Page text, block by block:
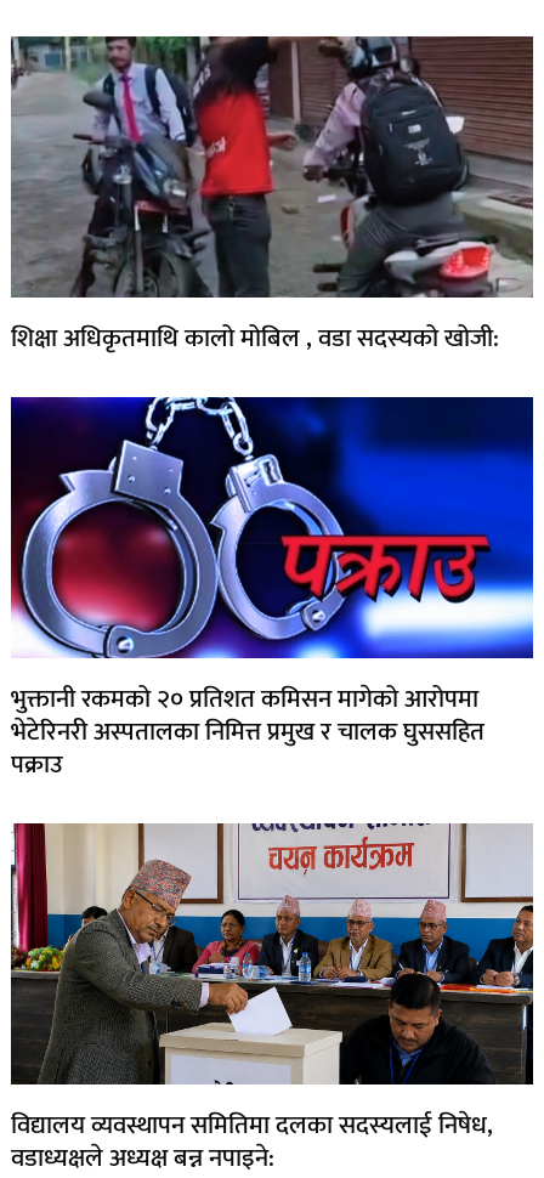
शिक्षा अधिकृतमाथि कालो मोबिल , वडा सदस्यको खोजी:
भुक्तानी रकमको २० प्रतिशत कमिसन मागेको आरोपमा
भेटेरिनरी अस्पतालका निमित्त प्रमुख र चालक घुससहित
पक्राउ
विद्यालय व्यवस्थापन समितिमा दलका सदस्यलाई निषेध,
वडाध्यक्षले अध्यक्ष बन्न नपाइने: